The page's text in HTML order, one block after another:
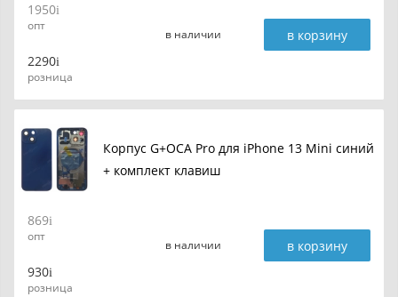
1950
опт
2290
розница
в наличии в корзину
Корпус G+OCA Pro для iPhone 13 Mini синий
+ комплект клавиш
869
опт
930
розница
в наличии в корзину